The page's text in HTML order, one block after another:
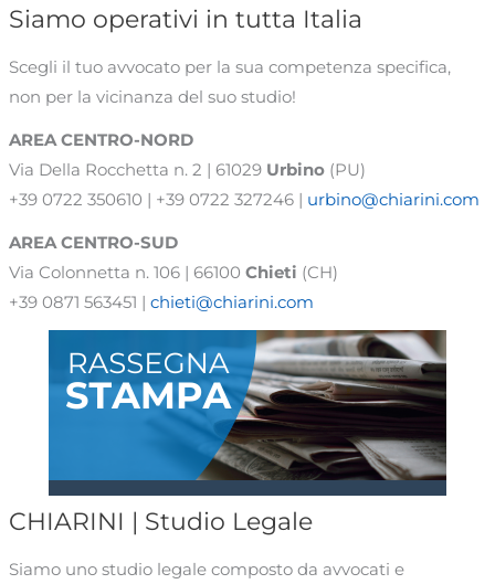
Siamo operativi in tutta Italia
Scegli il tuo avvocato per la sua competenza specifica,
non per la vicinanza del suo studio!
AREA CENTRO-NORD
Via Della Rocchetta n. 2 | 61029 Urbino (PU)
+39 0722 350610 | +39 0722 327246 | urbino@chiarini.com
AREA CENTRO-SUD
Via Colonnetta n. 106 | 66100 Chieti (CH)
+39 0871 563451 | chieti@chiarini.com
CHIARINI | Studio Legale
Siamo uno studio legale composto da avvocati e